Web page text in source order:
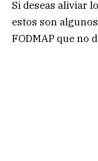
Si deseas aliviar
estos son
FODMAP que no